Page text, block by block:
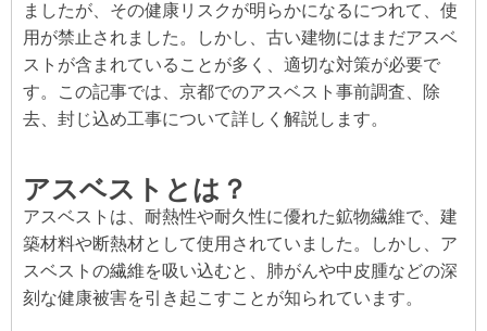
ましたが、その健康リスクが明らかになるにつれて、使
用が禁止されました。しかし、古い建物にはまだアスベ
ストが含まれていることが多く、適切な対策が必要で
す。この記事では、京都でのアスベスト事前調査、除
去、封じ込め工事について詳しく解説します。
アスベストとは？
アスベストは、耐熱性や耐久性に優れた鉱物繊維で、建
築材料や断熱材として使用されていました。しかし、ア
スベストの繊維を吸い込むと、肺がんや中皮腫などの深
刻な健康被害を引き起こすことが知られています。